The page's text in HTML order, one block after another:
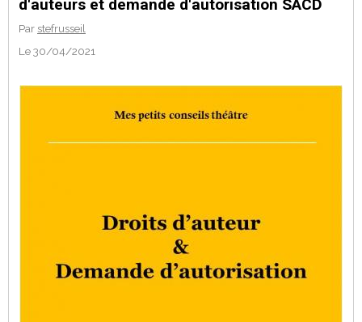
d'auteurs et demande d'autorisation SACD
Par stefrusseil
Le 30/04/2021